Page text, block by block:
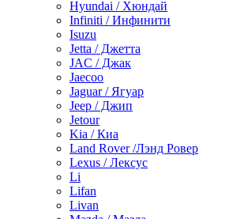
Hyundai / Хюндай
Infiniti / Инфинити
Isuzu
Jetta / Джетта
JAC / Джак
Jaecoo
Jaguar / Ягуар
Jeep / Джип
Jetour
Kia / Киа
Land Rover /Лэнд Ровер
Lexus / Лексус
Li
Lifan
Livan